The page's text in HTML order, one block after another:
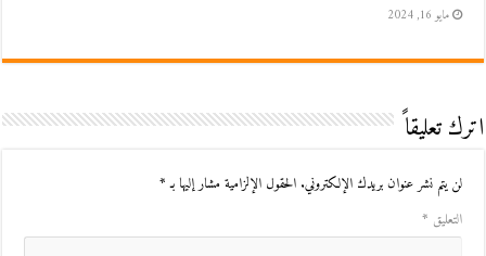
مايو 16, 2024
اترك تعليقاً
لن يتم نشر عنوان بريدك الإلكتروني. الحقول الإلزامية مشار إليها بـ*
التعليق *